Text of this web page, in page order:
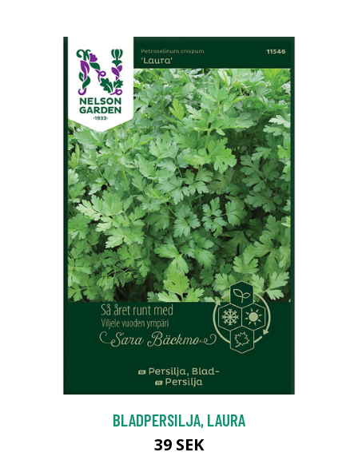
BLADPERSILJA, LAURA
39 SEK